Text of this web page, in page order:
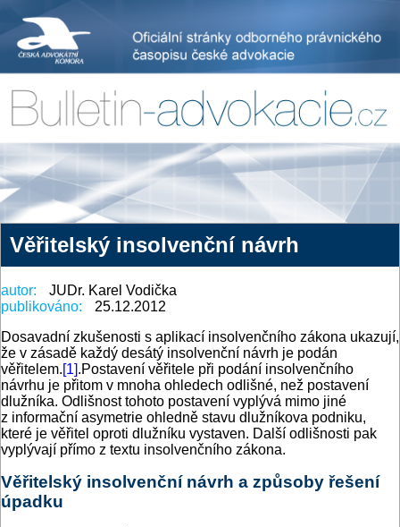
Věřitelský insolvenční návrh
autor:
JUDr. Karel Vodička
publikováno:
25.12.2012
Dosavadní zkušenosti s aplikací insolvenčního zákona ukazují,
že v zásadě každý desátý insolvenční návrh je podán
věřitelem.[1].Postavení věřitele při podání insolvenčního
návrhu je přitom v mnoha ohledech odlišné, než postavení
dlužníka. Odlišnost tohoto postavení vyplývá mimo jiné
z informační asymetrie ohledně stavu dlužníkova podniku,
které je věřitel oproti dlužníku vystaven. Další odlišnosti pak
vyplývají přímo z textu insolvenčního zákona.
Věřitelský insolvenční návrh a způsoby řešení
úpadku